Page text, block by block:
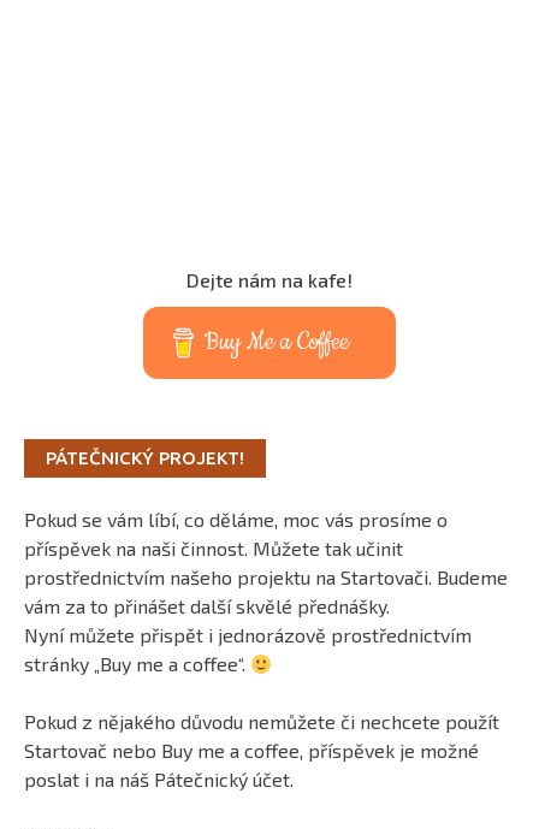
Dejte nám na kafe!
Buy Me a Coffee
PÁTEČNICKÝ PROJEKT!
Pokud se vám líbí, co děláme, moc vás prosíme o
příspěvek na naši činnost. Můžete tak učinit
prostřednictvím našeho projektu na Startovači. Budeme
vám za to přinášet další skvělé přednášky.
Nyní můžete přispět i jednorázově prostřednictvím
stránky „Buy me a coffee“.
Pokud z nějakého důvodu nemůžete či nechcete použít
Startovač nebo Buy me a coffee, příspěvek je možné
poslat i na náš Pátečnický účet.